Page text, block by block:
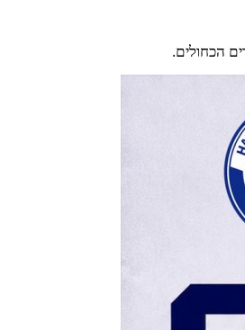
הכחולים.